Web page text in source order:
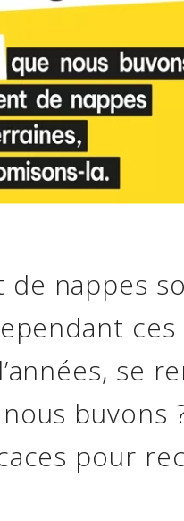
de nappes
se
buvons
pour